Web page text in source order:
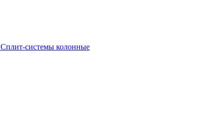
Cплит-системы колонные